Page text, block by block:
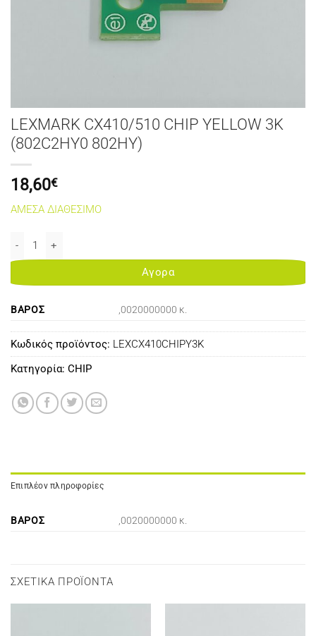
LEXMARK CX410/510 CHIP YELLOW 3K
(802C2HY0 802HY)
18,60€
ΑΜΕΣΑ ΔΙΑΘΕΣΙΜΟ
LEXMARK CX410/510 CHIP YELLOW 3K (802C2HY0 802HY)
Αγορα
ΒΆΡΟΣ ,0020000000 κ.
Κωδικός προϊόντος: LEXCX410CHIPY3K
Κατηγορία: CHIP
Επιπλέον πληροφορίες
ΒΆΡΟΣ ,0020000000 κ.
ΣΧΕΤΙΚΆ ΠΡΟΪΌΝΤΑ